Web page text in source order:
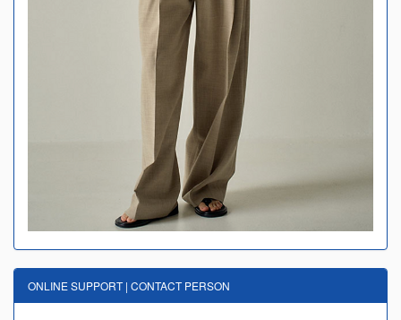
ONLINE SUPPORT | CONTACT PERSON